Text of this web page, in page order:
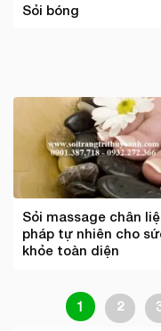
Sỏi bóng
Sỏi massage chân
pháp tự nhiên cho
khỏe toàn diện
1 2